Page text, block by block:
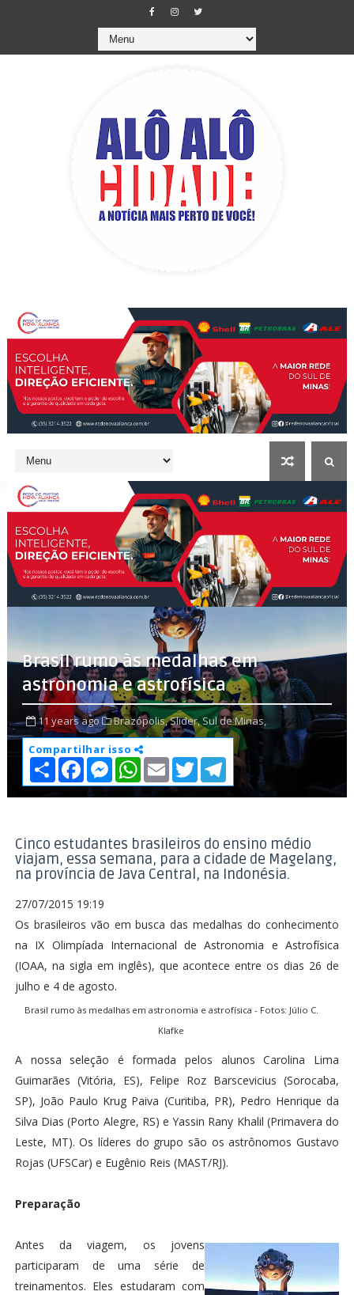
Brasil rumo às medalhas em
astronomia e astrofísica
11 years ago Brazópolis,Slider, Sul de Minas,
Compartilhar isso
S
h
a
r
F
c
e
o
k
M
e
s
s
g
e
r
W
h
a
t
p
p
E
m
a
i
T
w
i
t
r
T
l
e
a
m
Cinco estudantes brasileiros do ensino médio
viajam, essa semana, para a cidade de Magelang,
na província de Java Central, na Indonésia.
27/07/2015 19:19
Os brasileiros vão em busca das medalhas do conhecimento
na IX Olimpíada Internacional de Astronomia e Astrofísica
(IOAA, na sigla em inglês), que acontece entre os dias 26 de
julho e 4 de agosto.
Brasil rumo às medalhas em astronomia e astrofísica - Fotos: Júlio C.
Klafke
A nossa seleção é formada pelos alunos Carolina Lima
Guimarães (Vitória, ES), Felipe Roz Barscevicius (Sorocaba,
SP), João Paulo Krug Paiva (Curitiba, PR), Pedro Henrique da
Silva Dias (Porto Alegre, RS) e Yassin Rany Khalil (Primavera do
Leste, MT). Os líderes do grupo são os astrônomos Gustavo
Rojas (UFSCar) e Eugênio Reis (MAST/RJ).
Preparação
Antes da viagem, os jovens
participaram de uma série de
treinamentos. Eles estudaram com